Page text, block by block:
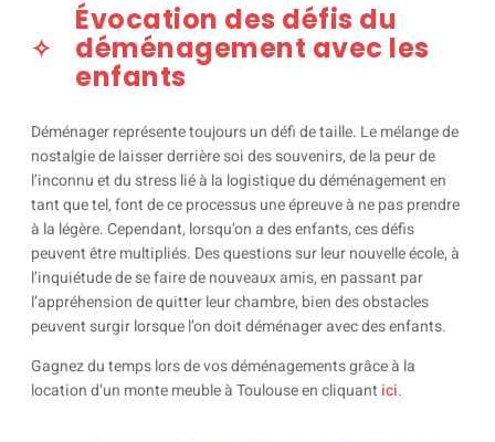
Évocation des défis du
déménagement avec les
enfants
Déménager représente toujours un défi de taille. Le mélange de
nostalgie de laisser derrière soi des souvenirs, de la peur de
l’inconnu et du stress lié à la logistique du déménagement en
tant que tel, font de ce processus une épreuve à ne pas prendre
à la légère. Cependant, lorsqu’on a des enfants, ces défis
peuvent être multipliés. Des questions sur leur nouvelle école, à
l’inquiétude de se faire de nouveaux amis, en passant par
l’appréhension de quitter leur chambre, bien des obstacles
peuvent surgir lorsque l’on doit déménager avec des enfants.
Gagnez du temps lors de vos déménagements grâce à la
location d’un monte meuble à Toulouse en cliquant ici.